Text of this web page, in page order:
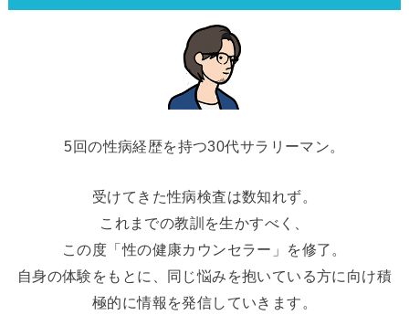
5回の性病経歴を持つ30代サラリーマン。
受けてきた性病検査は数知れず。
これまでの教訓を生かすべく、
この度「性の健康カウンセラー」を修了。
自身の体験をもとに、同じ悩みを抱いている方に向け積
極的に情報を発信していきます。